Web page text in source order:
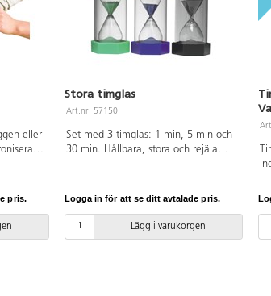
eller
pris.
Stora timglas
Art.nr: 57150
Set med 3 timglas: 1 min, 5 min och
30 min. Hållbara, stora och rejäla
tidsbegreppen för barnen. Perfekt för
Höjd: 16 cm. PVC-fri.
Logga in för att se ditt avtalade pris.
Lägg i varukorgen